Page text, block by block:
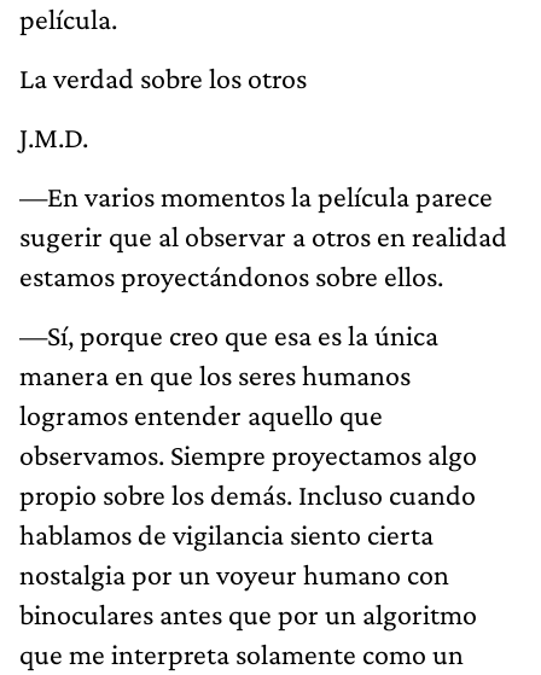
película.
La verdad sobre los otros
J.M.D.
—En varios momentos la película parece
sugerir que al observar a otros en realidad
estamos proyectándonos sobre ellos.
—Sí, porque creo que esa es la única
manera en que los seres humanos
logramos entender aquello que
observamos. Siempre proyectamos algo
propio sobre los demás. Incluso cuando
hablamos de vigilancia siento cierta
nostalgia por un voyeur humano con
binoculares antes que por un algoritmo
que me interpreta solamente como un